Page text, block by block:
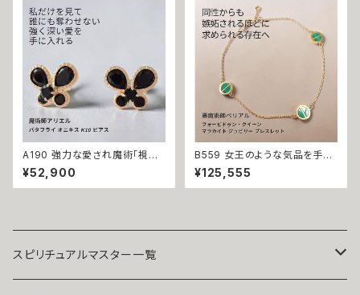
運 願いが叶う 片想い 愛され 溺
愛 魅力 モテ 恋愛成就 魔術 お
まじない 白魔術
魅了 モテる 最強 海 祈祷師 お
守り 御守り 沖縄 強さ ネイチャ
ーパワー
A190 強力な愛され魔術「視線
封印」執愛の蝶 私以外見ないで
狂おしいほど愛されたい 浮気防
止 バタフライ オニキス K10 ピ
好かれる 気持ちを繋ぎ止める
ン パワーストーン ストラップ 叶
う 魔術アクセサリー 成就 恋愛
¥52,900
B559 女王のような気品を手に
する フォービドゥン・クイーン L
OVE マラカイト ジュビリー ブレ
スレット K10 女王の恋愛魔術
就 アクセサリー ブレスレット 魔
¥125,555
スピリチュアルマスター一覧